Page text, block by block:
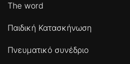
The word
Παιδική Κατασκήνωση
Πνευματικό συνέδριο